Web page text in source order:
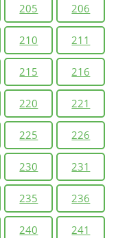
205 206
210 211
215 216
220 221
225 226
230 231
235 236
240 241